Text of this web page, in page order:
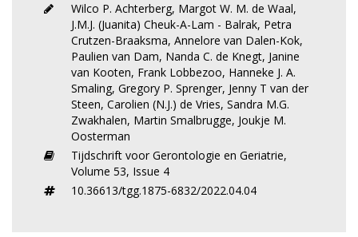
Wilco P. Achterberg, Margot W. M. de Waal,
J.M.J. (Juanita) Cheuk-A-Lam - Balrak, Petra
Crutzen-Braaksma, Annelore van Dalen-Kok,
Paulien van Dam, Nanda C. de Knegt, Janine
van Kooten, Frank Lobbezoo, Hanneke J. A.
Smaling, Gregory P. Sprenger, Jenny T van der
Steen, Carolien (N.J.) de Vries, Sandra M.G.
Zwakhalen, Martin Smalbrugge, Joukje M.
Oosterman
Tijdschrift voor Gerontologie en Geriatrie,
Volume 53, Issue 4
10.36613/tgg.1875-6832/2022.04.04